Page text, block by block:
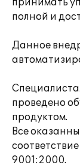
принимать
полной и
Данное
проведено
продуктом.
Все
9001:2000.